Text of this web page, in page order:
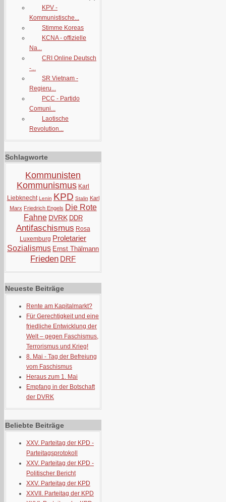
KPV -
Kommunistische...
Stimme Koreas
KCNA - offizielle
Na...
CRI Online Deutsch
-...
SR Vietnam -
Regieru...
PCC - Partido
Comuni...
Laotische
Revolution...
Schlagworte
Kommunisten
Kommunismus Karl
Liebknecht Lenin KPD Stalin Karl
Marx Friedrich Engels Die Rote
Fahne DVRK DDR
Antifaschismus Rosa
Luxemburg Proletarier
Sozialismus Ernst Thälmann
Frieden DRF
Neueste Beiträge
Rente am Kapitalmarkt?
Für Gerechtigkeit und eine
friedliche Entwicklung der
Welt – gegen Faschismus,
Terrorismus und Krieg!
8. Mai - Tag der Befreiung
vom Faschismus
Heraus zum 1. Mai
Empfang in der Botschaft
der DVRK
Beliebte Beiträge
XXV. Parteitag der KPD -
Parteitagsprotokoll
XXV. Parteitag der KPD -
Politischer Bericht
XXV. Parteitag der KPD
XXVII. Parteitag der KPD